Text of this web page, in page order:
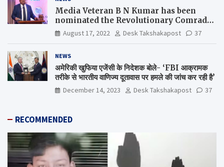
Media Veteran B N Kumar has been
nominated the Revolutionary Comrade
Shiv Varma Media Award 2022-23
August 17, 2022 Desk Takshakapost 37
NEWS
अमेरिकी खुफिया एजेंसी के निदेशक बोले- ‘FBI आक्रामक
तरीके से भारतीय वाणिज्य दूतावास पर हमले की जांच कर रही है’
December 14, 2023 Desk Takshakapost 37
RECOMMENDED